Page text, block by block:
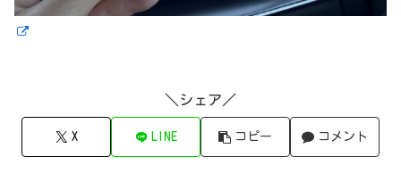
＼シェア／
X LINE コピー コメント